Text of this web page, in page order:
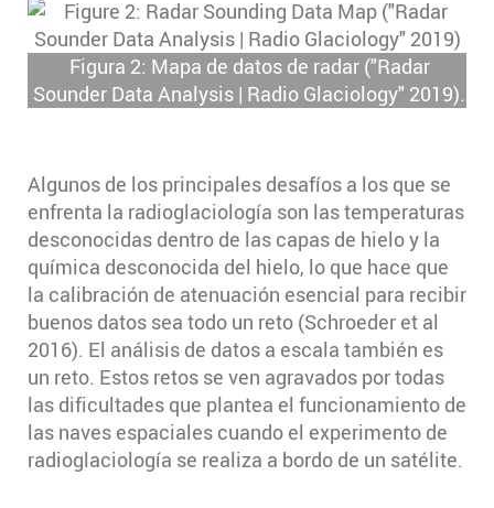
Figura 2: Mapa de datos de radar ("Radar
Sounder Data Analysis | Radio Glaciology" 2019).
Algunos de los principales desafíos a los que se
enfrenta la radioglaciología son las temperaturas
desconocidas dentro de las capas de hielo y la
química desconocida del hielo, lo que hace que
la calibración de atenuación esencial para recibir
buenos datos sea todo un reto (Schroeder et al
2016). El análisis de datos a escala también es
un reto. Estos retos se ven agravados por todas
las dificultades que plantea el funcionamiento de
las naves espaciales cuando el experimento de
radioglaciología se realiza a bordo de un satélite.